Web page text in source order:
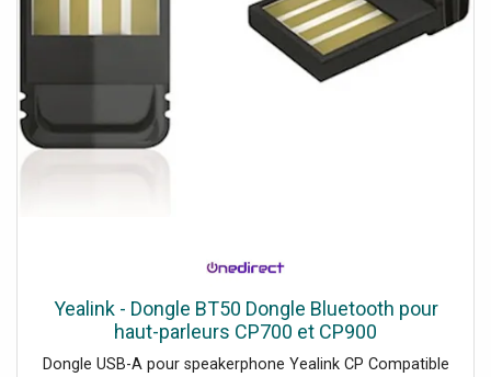
Yealink - Dongle BT50 Dongle Bluetooth pour
haut-parleurs CP700 et CP900
Dongle USB-A pour speakerphone Yealink CP Compatible